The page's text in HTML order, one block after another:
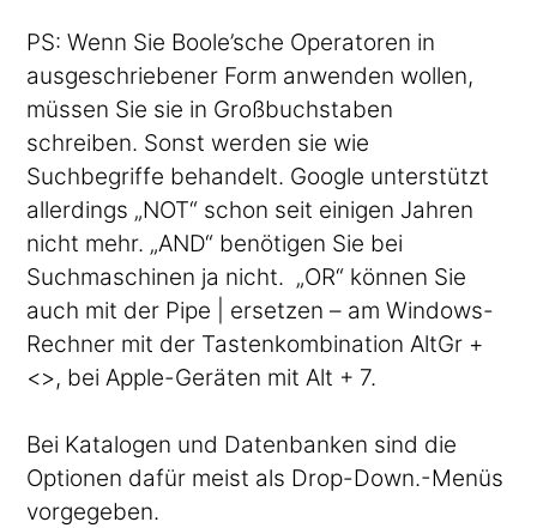
PS: Wenn Sie Boole’sche Operatoren in
ausgeschriebener Form anwenden wollen,
müssen Sie sie in Großbuchstaben
schreiben. Sonst werden sie wie
Suchbegriffe behandelt. Google unterstützt
allerdings „NOT“ schon seit einigen Jahren
nicht mehr. „AND“ benötigen Sie bei
Suchmaschinen ja nicht. „OR“ können Sie
auch mit der Pipe | ersetzen – am Windows-
Rechner mit der Tastenkombination AltGr +
<>, bei Apple-Geräten mit Alt + 7.
Bei Katalogen und Datenbanken sind die
Optionen dafür meist als Drop-Down.-Menüs
vorgegeben.